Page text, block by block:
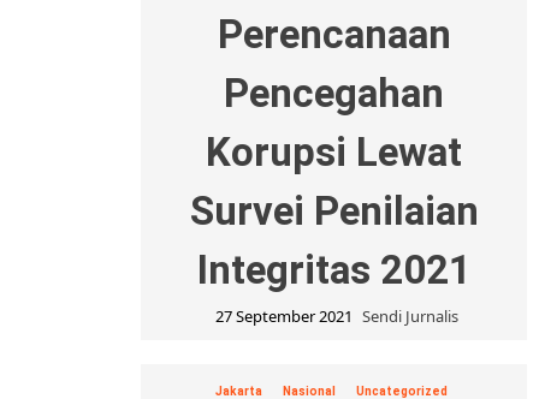
Perencanaan
Pencegahan
Korupsi Lewat
Survei Penilaian
Integritas 2021
27 September 2021 Sendi Jurnalis
Jakarta Nasional Uncategorized